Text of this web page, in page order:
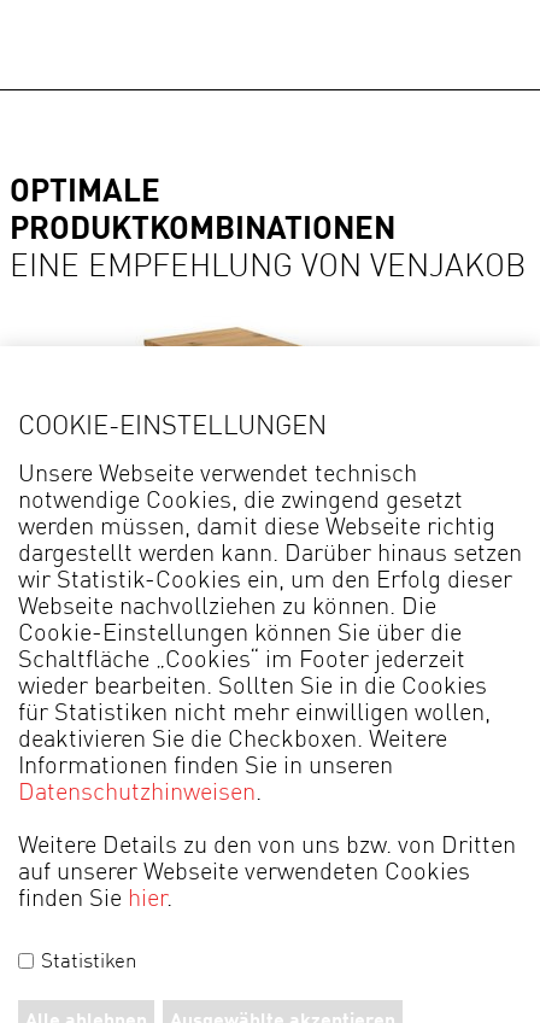
OPTIMALE
PRODUKTKOMBINATIONEN
EINE EMPFEHLUNG VON VENJAKOB
Details
Beistelltisch COLL* 4612
MADE IN GERMANY
Händlerportal
COOKIE-EINSTELLUNGEN
Unsere Webseite verwendet technisch
notwendige Cookies, die zwingend gesetzt
werden müssen, damit diese Webseite richtig
dargestellt werden kann. Darüber hinaus setzen
wir Statistik-Cookies ein, um den Erfolg dieser
Webseite nachvollziehen zu können. Die
Cookie-Einstellungen können Sie über die
Schaltfläche „Cookies“ im Footer jederzeit
wieder bearbeiten. Sollten Sie in die Cookies
für Statistiken nicht mehr einwilligen wollen,
deaktivieren Sie die Checkboxen. Weitere
Informationen finden Sie in unseren
Datenschutzhinweisen.
Weitere Details zu den von uns bzw. von Dritten
auf unserer Webseite verwendeten Cookies
finden Sie hier.
Statistiken